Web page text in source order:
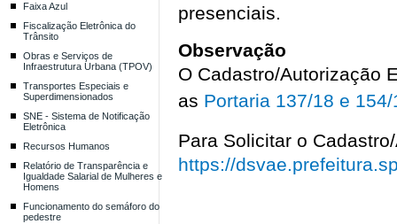
Faixa Azul
Fiscalização Eletrônica do
Trânsito
Obras e Serviços de
Infraestrutura Urbana (TPOV)
Transportes Especiais e
Superdimensionados
SNE - Sistema de Notificação
Eletrônica
Recursos Humanos
Relatório de Transparência e
Igualdade Salarial de Mulheres e
Homens
Funcionamento do semáforo do
pedestre
presenciais.
Observação
O Cadastro/Autorização
as Portaria 137/18 e 154/
Para Solicitar o
https://